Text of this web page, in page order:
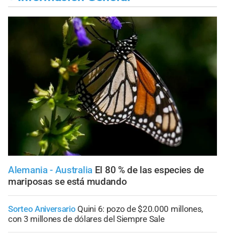
Alemania - Australia El 80 % de las especies de
mariposas se está mudando
Sorteo Aniversario Quini 6: pozo de $20.000 millones,
con 3 millones de dólares del Siempre Sale